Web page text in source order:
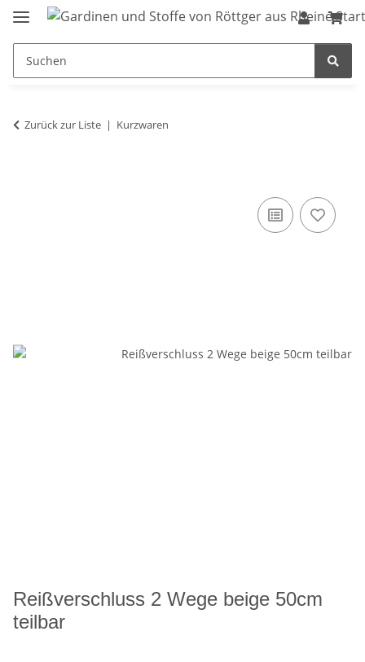
Zurück zur Liste Kurzwaren
Reißverschluss 2 Wege beige 50cm
teilbar